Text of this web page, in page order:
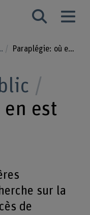
Paraplégie: où en est la recherche?
en est
sur la
de